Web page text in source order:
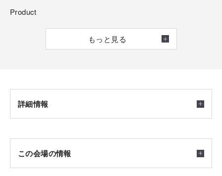
もっと見る
Product
【商品】イズ（鉄骨2階建）
【面積】99.02㎡ （約29.95坪）
Point
・2Fホール（憩いの場に）
詳細情報
開催日時
この会場の情報